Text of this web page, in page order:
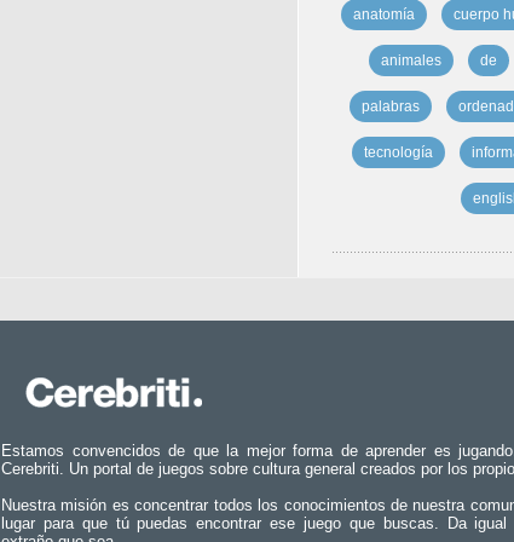
anatomía cuerpo
animales de
palabras
tecnología
Estamos convencidos de que la mejor forma de aprender es
Cerebriti. Un portal de juegos sobre cultura general creados por los
Nuestra misión es concentrar todos los conocimientos de nuestra
lugar para que tú puedas encontrar ese juego que buscas. Da